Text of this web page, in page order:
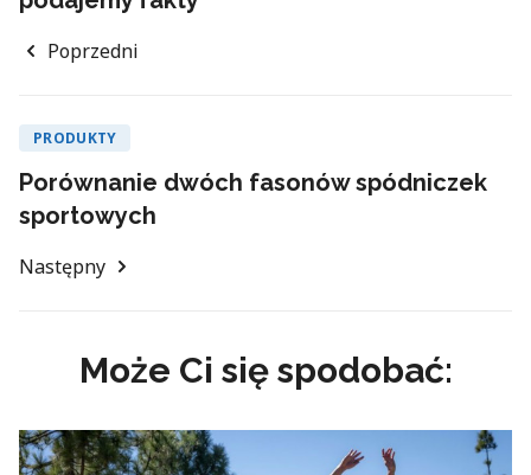
Poprzedni
PRODUKTY
Porównanie dwóch fasonów spódniczek
sportowych
Następny
Może Ci się spodobać: